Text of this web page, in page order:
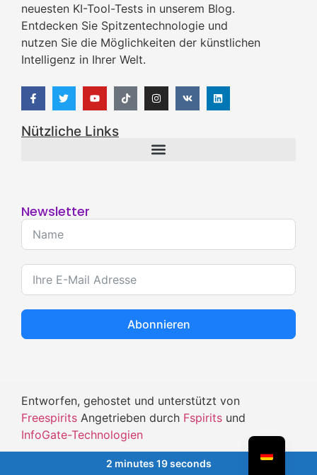
neuesten KI-Tool-Tests in unserem Blog.
Entdecken Sie Spitzentechnologie und
nutzen Sie die Möglichkeiten der künstlichen
Intelligenz in Ihrer Welt.
Nützliche Links
Newsletter
Abonnieren
Entworfen, gehostet und unterstützt von
Freespirits Angetrieben durch Fspirits und
InfoGate-Technologien
2 minutes 19 seconds